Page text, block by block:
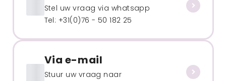
Stel uw vraag via whatsapp
Tel: +31(0)76 - 50 182 25
Via e-mail
Stuur uw vraag naar